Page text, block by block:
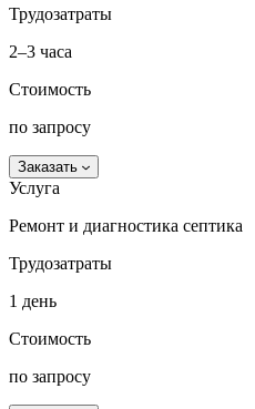
Трудозатраты
2–3 часа
Стоимость
по запросу
Заказать
Услуга
Ремонт и диагностика септика
Трудозатраты
1 день
Стоимость
по запросу